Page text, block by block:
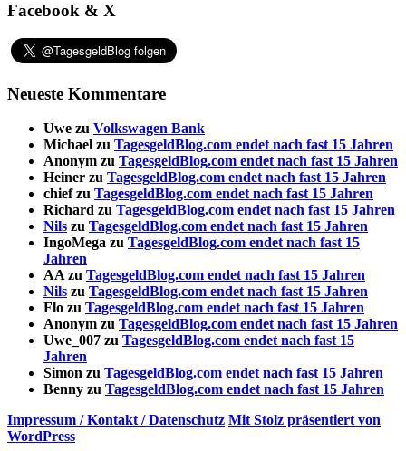
Facebook & X
Neueste Kommentare
Uwe zu Volkswagen Bank
Michael zu TagesgeldBlog.com endet nach fast 15 Jahren
Anonym zu TagesgeldBlog.com endet nach fast 15 Jahren
Heiner zu TagesgeldBlog.com endet nach fast 15 Jahren
chiefzu TagesgeldBlog.com endet nach fast 15 Jahren
Richard zu TagesgeldBlog.com endet nach fast 15 Jahren
Nils zu TagesgeldBlog.com endet nach fast 15 Jahren
IngoMega zu TagesgeldBlog.com endet nach fast 15
Jahren
AAzu TagesgeldBlog.com endet nach fast 15 Jahren
Nils zu TagesgeldBlog.com endet nach fast 15 Jahren
Flo zu TagesgeldBlog.com endet nach fast 15 Jahren
Anonym zu TagesgeldBlog.com endet nach fast 15 Jahren
Uwe_007 zu TagesgeldBlog.com endet nach fast 15
Jahren
Simon zu TagesgeldBlog.com endet nach fast 15 Jahren
Benny zu TagesgeldBlog.com endet nach fast 15 Jahren
Impressum / Kontakt / Datenschutz Mit Stolz präsentiert von
WordPress